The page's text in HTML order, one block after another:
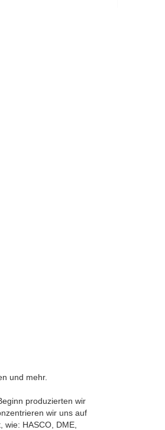
und mehr.
produzierten wir
wir uns auf
HASCO, DME,